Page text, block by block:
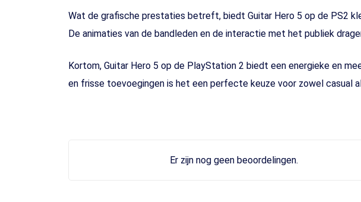
Wat de grafische prestaties betreft, biedt Guitar Hero 5 op de PS2
De animaties van de bandleden en de interactie met het publiek
Kortom, Guitar Hero 5 op de PlayStation 2 biedt een energieke en
en frisse toevoegingen is het een perfecte keuze voor zowel casual
Er zijn nog geen beoordelingen.